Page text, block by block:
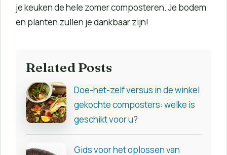
je keuken de hele zomer composteren. Je bodem
en planten zullen je dankbaar zijn!
Related Posts
Doe-het-zelf versus in de winkel
gekochte composters: welke is
geschikt voor u?
Gids voor het oplossen van